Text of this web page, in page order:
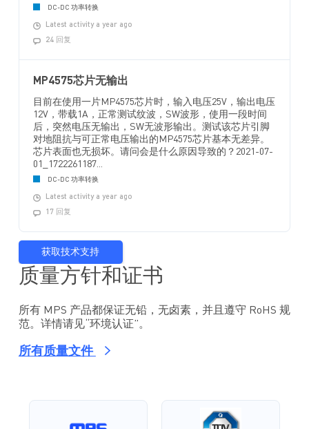
DC-DC 功率转换
Latest activity a year ago
24 回复
MP4575芯片无输出
目前在使用一片MP4575芯片时，输入电压25V，输出电压
12V，带载1A，正常测试纹波，SW波形，使用一段时间
后，突然电压无输出，SW无波形输出。测试该芯片引脚
对地阻抗与可正常电压输出的MP4575芯片基本无差异。
芯片表面也无损坏。请问会是什么原因导致的？2021-07-
01_1722261187...
DC-DC 功率转换
Latest activity a year ago
17 回复
获取技术支持
质量方针和证书
所有 MPS 产品都保证无铅，无卤素，并且遵守 RoHS 规
范。详情请见“环境认证”。
所有质量文件